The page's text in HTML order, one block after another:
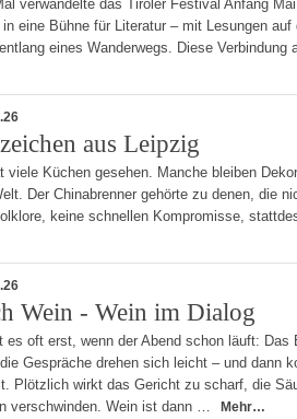
verwandelte das Tiroler Festival Anfang
eine Bühne für Literatur – mit Lesungen
eines Wanderwegs. Diese Verbindung
aus Leipzig
viele Küchen gesehen. Manche bleiben
Der Chinabrenner gehörte zu denen, die
keine schnellen Kompromisse,
Wein - Wein im Dialog
es oft erst, wenn der Abend schon läuft:
Gespräche drehen sich leicht – und dann
Plötzlich wirkt das Gericht zu scharf, die
verschwinden. Wein ist dann …
Mehr…